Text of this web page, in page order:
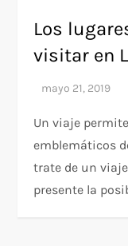
Los
visitar en
Un viaje
emblemáticos
trate de un
presente la